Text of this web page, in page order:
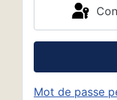
Mot de passe